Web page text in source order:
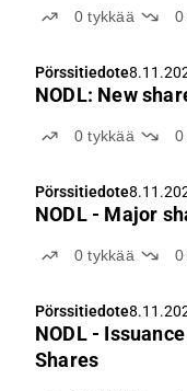
0tykkää
Pörssitiedote
NODL: New
0tykkää
Pörssitiedote
NODL - Major
0tykkää
Pörssitiedote
NODL -
Shares